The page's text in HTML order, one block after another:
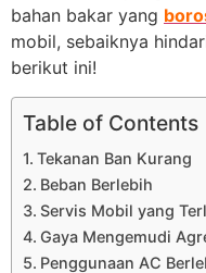
bahan bakar yang
mobil, sebaiknya
berikut ini!
Table of Contents
Tekanan Ban Kurang
Beban Berlebih
Servis Mobil yang
Gaya Mengemudi
Penggunaan AC